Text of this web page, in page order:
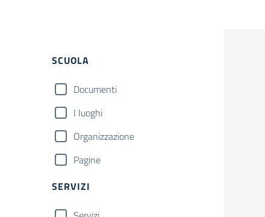
Filtri
SCUOLA
Documenti
I luoghi
Organizzazione
Pagine
SERVIZI